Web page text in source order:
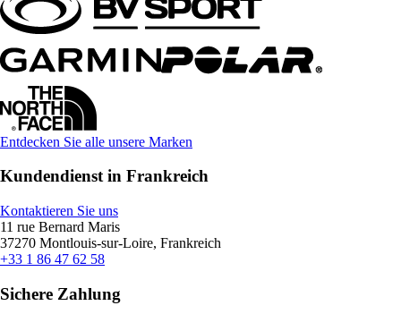
Entdecken Sie alle unsere Marken
Kundendienst in Frankreich
Kontaktieren Sie uns
11 rue Bernard Maris
37270 Montlouis-sur-Loire, Frankreich
+33 1 86 47 62 58
Sichere Zahlung